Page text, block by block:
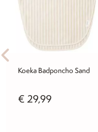
Koeka Badponcho Sand
€ 29,99